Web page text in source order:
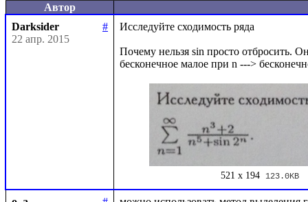
Автор
Darksider
#
22 апр. 2015
Исследуйте сходимость ряда
Почему нельзя sin просто отбросить.
521 x 194 123.0KB